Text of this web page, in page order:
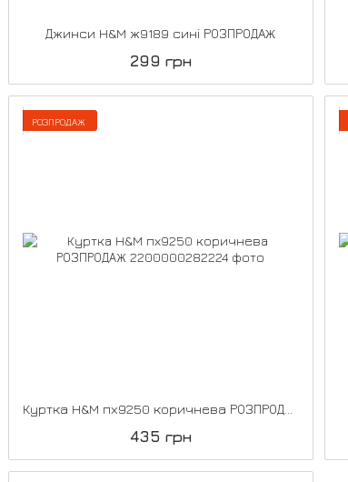
Джинси H&M ж9189 сині РОЗПРОДАЖ
299 грн
РОЗПРОДАЖ
435 грн